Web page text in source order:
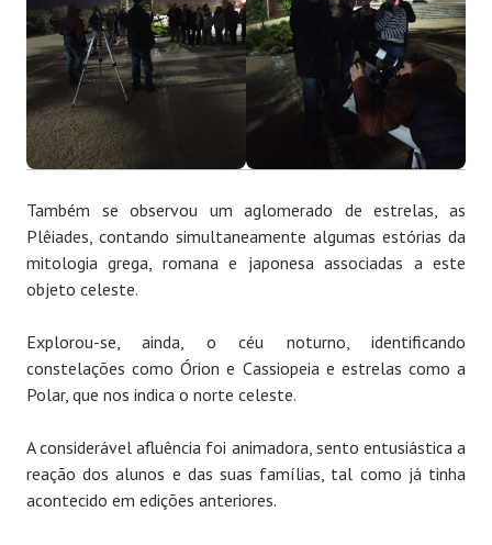
Também se observou um aglomerado de estrelas, as
Plêiades, contando simultaneamente algumas estórias da
mitologia grega, romana e japonesa associadas a este
objeto celeste.
Explorou-se, ainda, o céu noturno, identificando
constelações como Órion e Cassiopeia e estrelas como a
Polar, que nos indica o norte celeste.
A considerável afluência foi animadora, sento entusiástica a
reação dos alunos e das suas famílias, tal como já tinha
acontecido em edições anteriores.